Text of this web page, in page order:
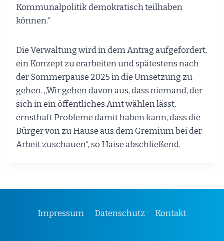
Kommunalpolitik demokratisch teilhaben
können.“
Die Verwaltung wird in dem Antrag aufgefordert,
ein Konzept zu erarbeiten und spätestens nach
der Sommerpause 2025 in die Umsetzung zu
gehen. „Wir gehen davon aus, dass niemand, der
sich in ein öffentliches Amt wählen lässt,
ernsthaft Probleme damit haben kann, dass die
Bürger von zu Hause aus dem Gremium bei der
Arbeit zuschauen“, so Haise abschließend.
Impressum Datenschutz Kontakt